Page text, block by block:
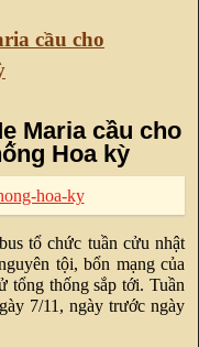
cầu cho
Maria cầu cho
Hoa kỳ
tổ chức tuần cửu nhật
tội, bổn mạng của
tổng thống sắp tới. Tuần
7/11, ngày trước ngày